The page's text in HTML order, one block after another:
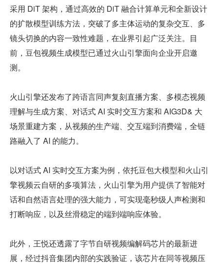
采用 DiT 架构，通过高效的 DiT 融合计算单元和全新设计
的扩散模型训练方法，突破了多主体运动的复杂交互、多
镜头切换的内容一致性难题，在业界引起广泛关注。目
前，豆包视频生成模型已通过火山引擎面向企业开启邀
测。
火山引擎还发布了跨语言同声复刻直播方案、多模态视频
理解与生成方案、对话式 AI 实时交互方案和 AIG3D& 大
场景重建方案，从视频的生产端、交互端到消费端，全链
路融入了 AI 的能力。
以对话式 AI 实时交互方案为例，依托豆包大模型和火山引
擎视频云自研的多项算法，火山引擎为用户提供了智能对
话和自然语言处理的强大能力，可实现毫秒级人声检测和
打断响应，以及丝滑稳定的端到端响应体验。
此外，王悦还透露了字节自研视频编解码芯片的最新进
展，经过抖音集团内部的实践验证，该芯片在同等视频压